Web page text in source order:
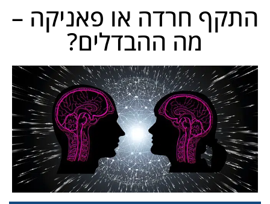
התקף חרדה או פאניקה –
מה ההבדלים?